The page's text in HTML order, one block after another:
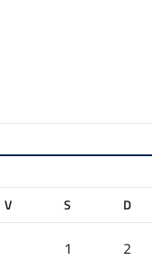
V S D
1 2